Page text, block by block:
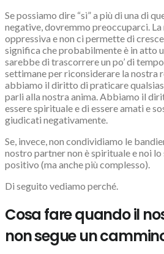
Se possiamo dire “sì” a più di una di
negative, dovremmo preoccuparci.
oppressiva e non ci permette di
significa che probabilmente è in atto
sarebbe di trascorrere un po’ di
settimane per riconsiderare la nostra
abbiamo il diritto di praticare
parli alla nostra anima. Abbiamo il
essere spirituale e di essere amati e
giudicati negativamente.
Se, invece, non condividiamo le
nostro partner non è spirituale e noi lo
positivo (ma anche più complesso).
Di seguito vediamo perché.
Cosa fare quando il
non segue un